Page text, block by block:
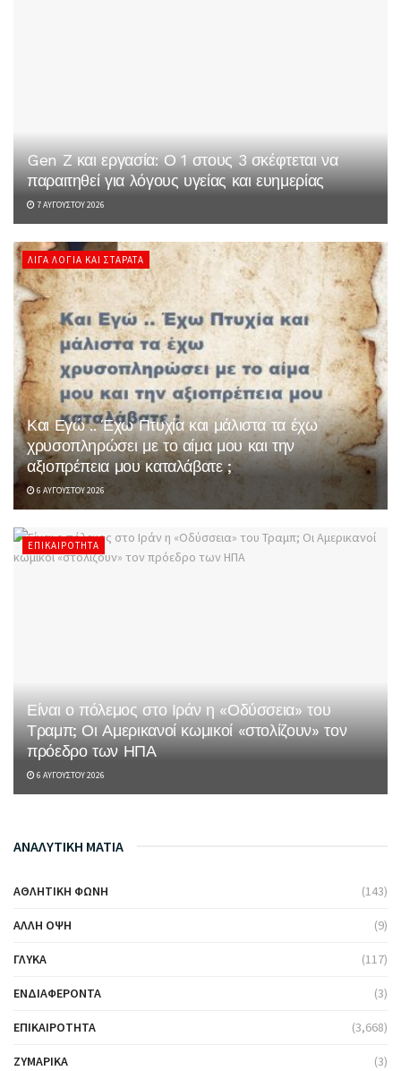
Gen Z και εργασία: Ο 1 στους 3 σκέφτεται να
παραιτηθεί για λόγους υγείας και ευημερίας
7 ΑΥΓΟΎΣΤΟΥ 2026
ΛΊΓΑ ΛΌΓΙΑ ΚΑΙ ΣΤΑΡΆΤΑ
Και Εγώ .. Έχω Πτυχία και μάλιστα τα έχω
χρυσοπληρώσει με το αίμα μου και την
αξιοπρέπεια μου καταλάβατε ;
6 ΑΥΓΟΎΣΤΟΥ 2026
ΕΠΙΚΑΙΡΌΤΗΤΑ
Είναι ο πόλεμος στο Ιράν η «Οδύσσεια» του
Τραμπ; Οι Αμερικανοί κωμικοί «στολίζουν» τον
πρόεδρο των ΗΠΑ
6 ΑΥΓΟΎΣΤΟΥ 2026
ΑΝΑΛΥΤΙΚΗ ΜΑΤΙΑ
ΑΘΛΗΤΙΚΉ ΦΩΝΉ (143)
ΆΛΛΗ ΌΨΗ (9)
ΓΛΥΚΆ (117)
ΕΝΔΙΑΦΈΡΟΝΤΑ (3)
ΕΠΙΚΑΙΡΌΤΗΤΑ (3,668)
ΖΥΜΑΡΙΚΆ (3)